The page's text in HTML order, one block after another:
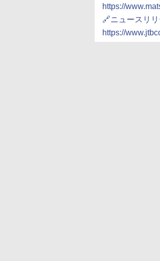
https://
🔗ニュースリリ
https://